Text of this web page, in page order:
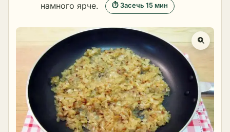
намного ярче.
⏱ Засечь 15 мин